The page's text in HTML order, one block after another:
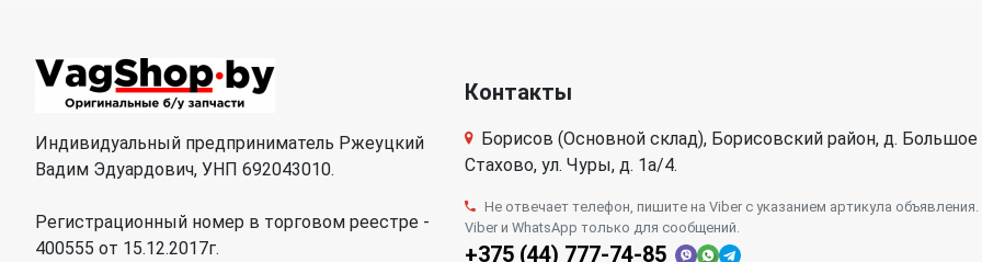
Индивидуальный предприниматель Ржеуцкий
Вадим Эдуардович, УНП 692043010.
Регистрационный номер в торговом реестре -
400555 от 15.12.2017г.
Контакты
Борисов (Основной склад), Борисовский район, д. Большое
Стахово, ул. Чуры, д. 1a/4.
Не отвечает телефон, пишите на Viber с указанием артикула объявления.
Viber и WhatsApp только для сообщений.
+375 (44) 777-74-85